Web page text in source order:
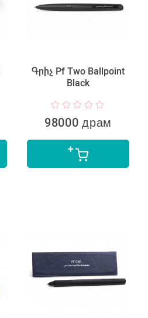
Գրիչ Pf Two Ballpoint
Black
98000 драм